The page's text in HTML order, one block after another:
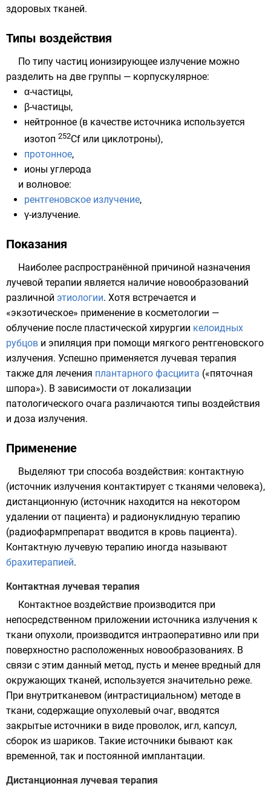
здоровых тканей.
Типы воздействия
По типу частиц ионизирующее излучение можно
разделить на две группы — корпускулярное:
α-частицы,
β-частицы,
нейтронное (в качестве источника используется
изотоп 252Cf или циклотроны),
протонное,
ионы углерода
и волновое:
рентгеновское излучение,
γ-излучение.
Показания
Наиболее распространённой причиной назначения
лучевой терапии является наличие новообразований
различной этиологии. Хотя встречается и
«экзотическое» применение в косметологии —
облучение после пластической хирургии келоидных
рубцов и эпиляция при помощи мягкого рентгеновского
излучения. Успешно применяется лучевая терапия
также для лечения плантарного фасциита («пяточная
шпора»). В зависимости от локализации
патологического очага различаются типы воздействия
и доза излучения.
Применение
Выделяют три способа воздействия: контактную
(источник излучения контактирует с тканями человека),
дистанционную (источник находится на некотором
удалении от пациента) и радионуклидную терапию
(радиофармпрепарат вводится в кровь пациента).
Контактную лучевую терапию иногда называют
брахитерапией.
Контактная лучевая терапия
Контактное воздействие производится при
непосредственном приложении источника излучения к
ткани опухоли, производится интраоперативно или при
поверхностно расположенных новообразованиях. В
связи с этим данный метод, пусть и менее вредный для
окружающих тканей, используется значительно реже.
При внутритканевом (интрастициальном) методе в
ткани, содержащие опухолевый очаг, вводятся
закрытые источники в виде проволок, игл, капсул,
сборок из шариков. Такие источники бывают как
временной, так и постоянной имплантации.
Дистанционная лучевая терапия